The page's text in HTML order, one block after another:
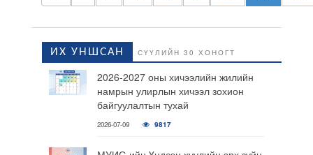
ИХ УНШСАН СҮҮЛИЙН 30 ХОНОГТ
2026-2027 оны хичээлийн жилийн
намрын улирлын хичээл зохион
байгуулалтын тухай
2026-07-09 9817